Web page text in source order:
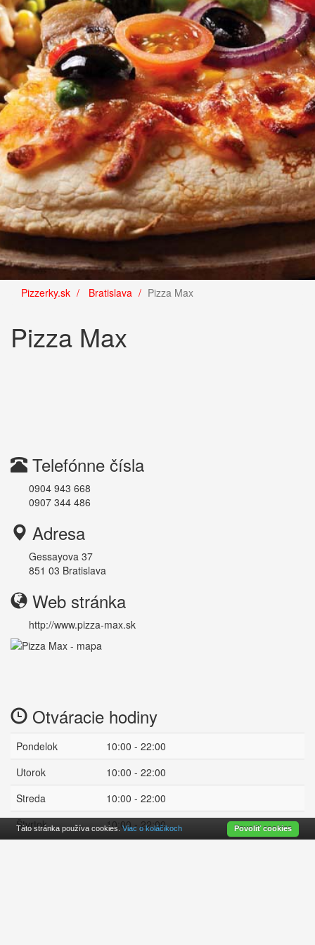
Pizzerky.sk Bratislava Pizza Max
Pizza Max
Telefónne čísla
0904 943 668
0907 344 486
Adresa
Gessayova 37
851 03 Bratislava
Web stránka
http://www.pizza-max.sk
Otváracie hodiny
Pondelok
10:00 - 22:00
Utorok
10:00 - 22:00
Streda
10:00 - 22:00
Štvrtok
10:00 - 22:00
Táto stránka používa cookies.Viac o koláčikoch Povoliť cookies